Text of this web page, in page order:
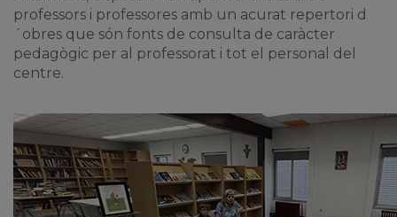
professors i professores amb un acurat repertori d
´obres que són fonts de consulta de caràcter
pedagògic per al professorat i tot el personal del
centre.